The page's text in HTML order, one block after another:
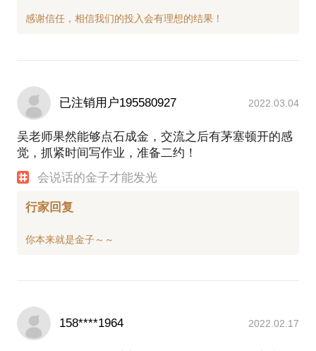
已注销用户195580927 2022.03.04
吴老师果然能够点石成金，交流之后有茅塞顿开的感
觉，抓紧时间写作业，准备二约！
会说话的金子才能发光
行家回复
158****1964 2022.02.17